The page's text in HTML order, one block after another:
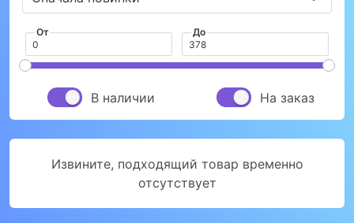
От До
В наличии На заказ
Извините, подходящий товар временно
отсутствует